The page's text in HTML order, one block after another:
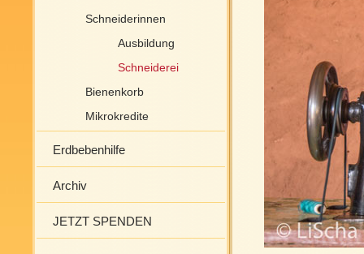
Schneiderinnen
Ausbildung
Schneiderei
Bienenkorb
Mikrokredite
Erdbebenhilfe
Archiv
JETZT SPENDEN